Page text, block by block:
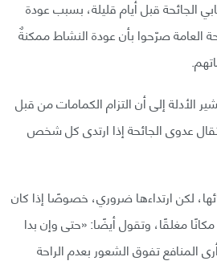
الجائحة قبل أيام قليلة، بسبب عودة
صرّحوا بأن عودة النشاط ممكنةٌ
الأدلة إلى أن التزام الكمامات من قبل
عدوى الجائحة إذا ارتدى كل شخص
لكن ارتداءها ضروري، خصوصًا إذا كان
مغلقًا، وتقول أيضًا: «حتى وإن بدا
المنافع تفوق الشعور بعدم الراحة